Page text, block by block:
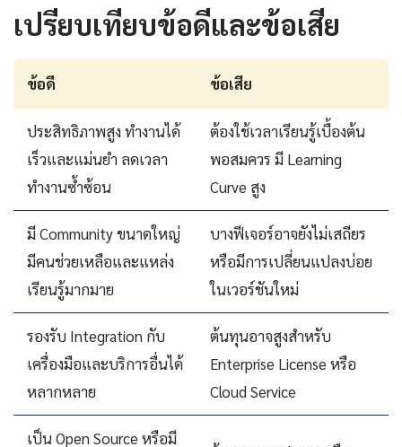
เปรียบเทียบข้อดีและข้อเสีย
ข้อดี ข้อเสีย
ประสิทธิภาพสูง ทำงานได้
เร็วและแม่นยำ ลดเวลา
ทำงานซ้ำซ้อน
ต้องใช้เวลาเรียนรู้เบื้องต้น
พอสมควร มี Learning
Curve สูง
มี Community ขนาดใหญ่
มีคนช่วยเหลือและแหล่ง
เรียนรู้มากมาย
บางฟีเจอร์อาจยังไม่เสถียร
หรือมีการเปลี่ยนแปลงบ่อย
ในเวอร์ชันใหม่
รองรับ Integration กับ
เครื่องมือและบริการอื่นได้
หลากหลาย
ต้นทุนอาจสูงสำหรับ
Enterprise License หรือ
Cloud Service
เป็น Open Source หรือมี